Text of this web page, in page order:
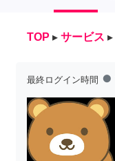
TOP ▸ サービス ▸
最終ログイン時間 fiber_manual_record